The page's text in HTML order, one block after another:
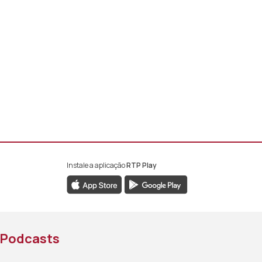
da RTP África
da RTP África
YouTube da RTP África
Instale a aplicaçãoRTP Play
Podcasts